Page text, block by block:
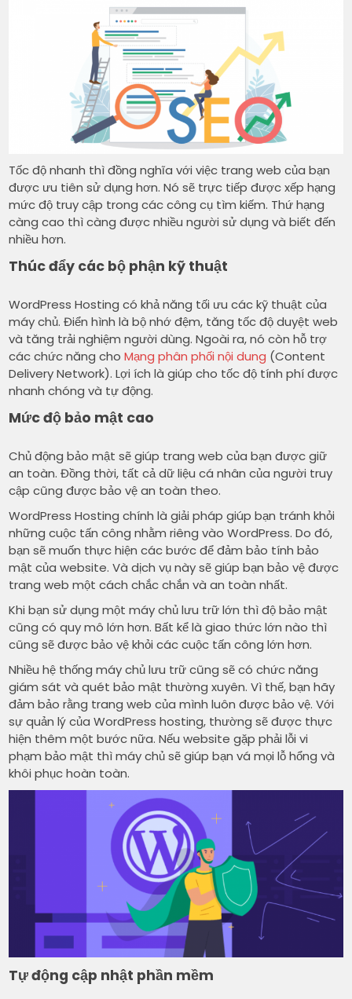
Tốc độ nhanh thì đồng nghĩa với việc trang web của bạn
được ưu tiên sử dụng hơn. Nó sẽ trực tiếp được xếp hạng
mức độ truy cập trong các công cụ tìm kiếm. Thứ hạng
càng cao thì càng được nhiều người sử dụng và biết đến
nhiều hơn.
Thúc đẩy các bộ phận kỹ thuật
WordPress Hosting có khả năng tối ưu các kỹ thuật của
máy chủ. Điển hình là bộ nhớ đệm, tăng tốc độ duyệt web
và tăng trải nghiệm người dùng. Ngoài ra, nó còn hỗ trợ
các chức năng cho Mạng phân phối nội dung (Content
Delivery Network). Lợi ích là giúp cho tốc độ tính phí được
nhanh chóng và tự động.
Mức độ bảo mật cao
Chủ động bảo mật sẽ giúp trang web của bạn được giữ
an toàn. Đồng thời, tất cả dữ liệu cá nhân của người truy
cập cũng được bảo vệ an toàn theo.
WordPress Hosting chính là giải pháp giúp bạn tránh khỏi
những cuộc tấn công nhằm riêng vào WordPress. Do đó,
bạn sẽ muốn thực hiện các bước để đảm bảo tính bảo
mật của website. Và dịch vụ này sẽ giúp bạn bảo vệ được
trang web một cách chắc chắn và an toàn nhất.
Khi bạn sử dụng một máy chủ lưu trữ lớn thì độ bảo mật
cũng có quy mô lớn hơn. Bất kể là giao thức lớn nào thì
cũng sẽ được bảo vệ khỏi các cuộc tấn công lớn hơn.
Nhiều hệ thống máy chủ lưu trữ cũng sẽ có chức năng
giám sát và quét bảo mật thường xuyên. Vì thế, bạn hãy
đảm bảo rằng trang web của mình luôn được bảo vệ. Với
sự quản lý của WordPress hosting, thường sẽ được thực
hiện thêm một bước nữa. Nếu website gặp phải lỗi vi
phạm bảo mật thì máy chủ sẽ giúp bạn vá mọi lỗ hổng và
khôi phục hoàn toàn.
Tự động cập nhật phần mềm